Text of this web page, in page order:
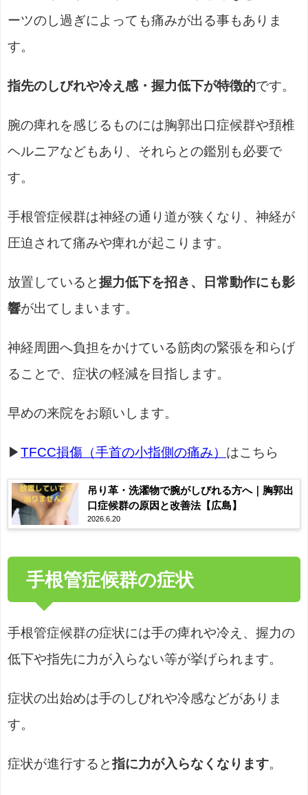
ーツのし過ぎによっても痛みが出る事もありま
す。
指先のしびれや冷え感・握力低下が特徴的です。
腕の痺れを感じるものには胸郭出口症候群や頚椎
ヘルニアなどもあり、それらとの鑑別も必要で
す。
手根管症候群は神経の通り道が狭くなり、神経が
圧迫されて痛みや痺れが起こります。
放置していると 握力低下を招き、日常動作にも影
響が出てしまいます。
神経周囲へ負担をかけている筋肉の緊張を和らげ
ることで、症状の軽減を目指します。
早めの来院をお願いします。
▶ TFCC損傷（手首の小指側の痛み） はこちら
吊り革・洗濯物で腕がしびれる方へ｜胸郭出
口症候群の原因と改善法【広島】
2026.6.20
手根管症候群の症状
手根管症候群の症状には手の痺れや冷え、握力の
低下や指先に力が入らない等が挙げられます。
症状の出始めは手のしびれや冷感などがありま
す。
症状が進行すると指に力が入らなくなります。